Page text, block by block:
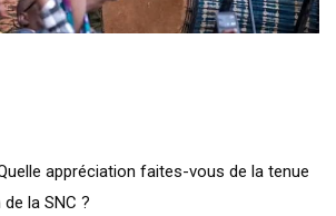
appréciation faites-vous de la tenue
la SNC ?